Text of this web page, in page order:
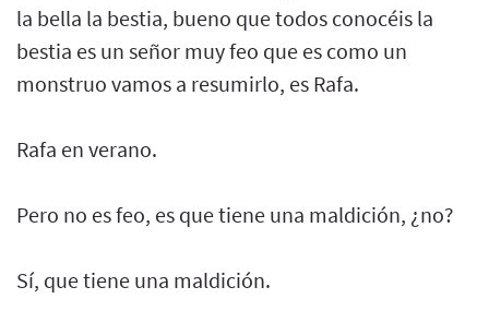
la bella la bestia, bueno que todos conocéis la
bestia es un señor muy feo que es como un
monstruo vamos a resumirlo, es Rafa.
Rafa en verano.
Pero no es feo, es que tiene una maldición, ¿no?
Sí, que tiene una maldición.